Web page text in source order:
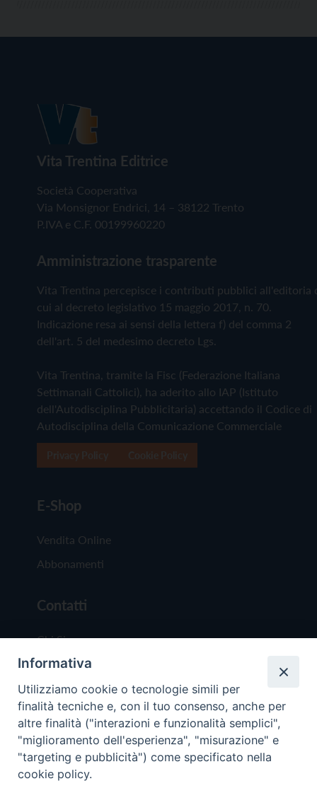
Vita Trentina Editrice
Società Cooperativa
Via Monsignor Endrici, 14 – 38122 Trento
P.IVA e C.F. 00199960220
Amministrazione trasparente
Vita Trentina percepisce i contributi pubblici all'editoria
cui al decreto legislativo 15 maggio 2017, n. 70.
Indicazione resa ai sensi della lettera f) del comma 2
dell'art. 5 del medesimo decreto Lgs.
Vita Trentina, tramite la Fisc (Federazione Italiana
Settimanali Cattolici), ha aderito allo IAP (Istituto
dell'Autodisciplina Pubblicitaria) accettando il Codice di
Autodisciplina della Comunicazione Commerciale
E-Shop
Vendita Online
Abbonamenti
Contatti
Chi Siamo
Redazione
Scrivici
Copyright © 2019 - Tutti i diritti riservati - Vita
Informativa
Utilizziamo cookie o tecnologie simili per
finalità tecniche e, con il tuo consenso, anche per
altre finalità ("interazioni e funzionalità semplici",
"miglioramento dell'esperienza", "misurazione" e
"targeting e pubblicità") come specificato nella
cookie policy.